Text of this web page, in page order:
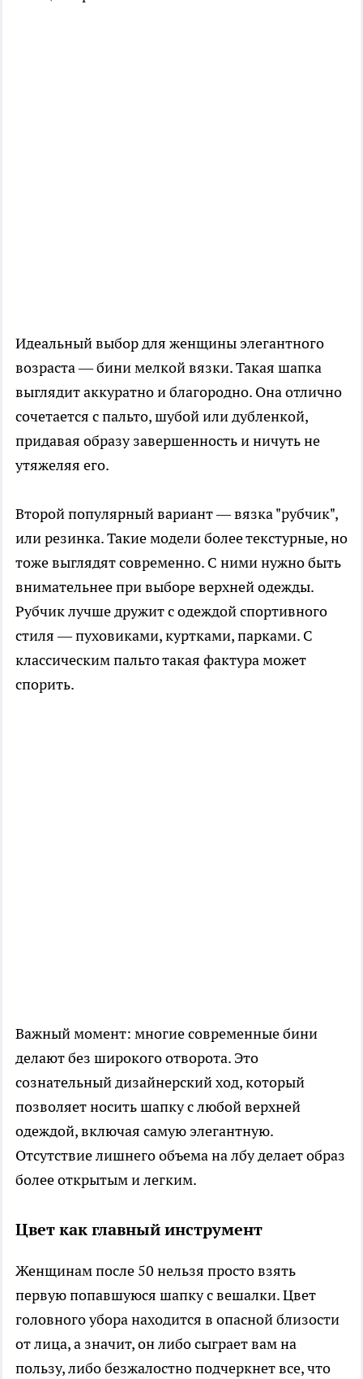
Идеальный выбор для женщины элегантного
возраста — бини мелкой вязки. Такая шапка
выглядит аккуратно и благородно. Она отлично
сочетается с пальто, шубой или дубленкой,
придавая образу завершенность и ничуть не
утяжеляя его.
Второй популярный вариант — вязка "рубчик",
или резинка. Такие модели более текстурные, но
тоже выглядят современно. С ними нужно быть
внимательнее при выборе верхней одежды.
Рубчик лучше дружит с одеждой спортивного
стиля — пуховиками, куртками, парками. С
классическим пальто такая фактура может
спорить.
Важный момент: многие современные бини
делают без широкого отворота. Это
сознательный дизайнерский ход, который
позволяет носить шапку с любой верхней
одеждой, включая самую элегантную.
Отсутствие лишнего объема на лбу делает образ
более открытым и легким.
Цвет как главный инструмент
Женщинам после 50 нельзя просто взять
первую попавшуюся шапку с вешалки. Цвет
головного убора находится в опасной близости
от лица, а значит, он либо сыграет вам на
пользу, либо безжалостно подчеркнет все, что